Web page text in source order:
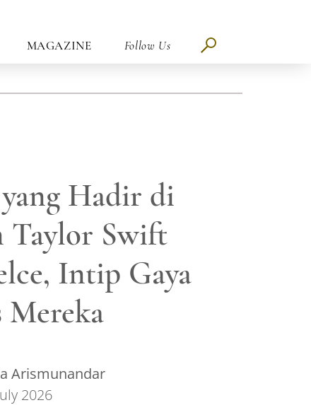
MAGAZINE Follow Us
Hadir di
Taylor Swift
Intip Gaya
Arismunandar
2026